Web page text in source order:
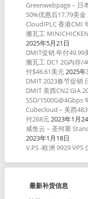
Greenwebpage – 日
50%优惠后17.79美金
CloudIPLC 香港CMI
搬瓦工
2025年5月21日
DMIT促销 年付49.99
搬瓦工 DC1 2G内存/
付$46.61美元2025年
DMIT 2023春节促销
DMIT 美西CN2 GIA
SSD/1500G@4Gbps
Cubecloud – 美西
付268元2023年1月
咸鱼云 – 圣何塞
2023年1月18日
V.PS -欧洲 9929 VPS
最新补货信息